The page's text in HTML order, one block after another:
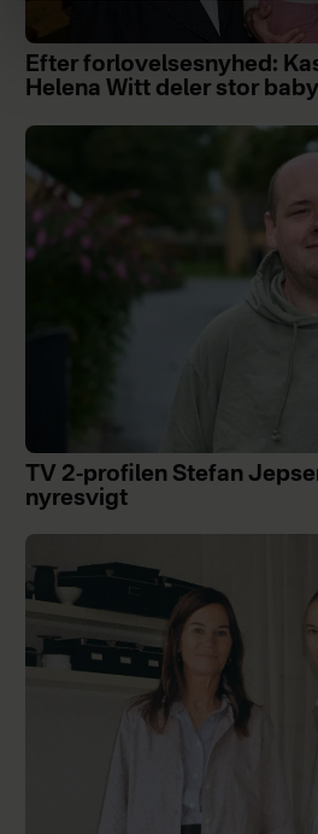
Efter forlovelsesnyhed:
Helena Witt deler stor
TV 2-profilen Stefan
nyresvigt